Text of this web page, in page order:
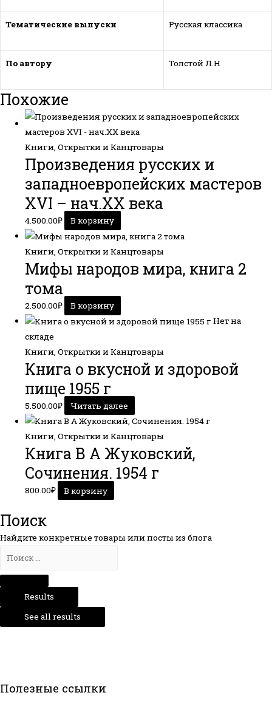
Тематические выпуски Русская классика
По автору Толстой Л.Н
Похожие
Книги, Открытки и Канцтовары
Произведения русских и
западноевропейских мастеров
XVI – нач.XX века
4.500.00₽ В корзину
Книги, Открытки и Канцтовары
Мифы народов мира, книга 2
тома
2.500.00₽
В корзину
Нет на
складе
Книги, Открытки и Канцтовары
Книга о вкусной и здоровой
пище 1955 г
5.500.00₽ Читать далее
Книги, Открытки и Канцтовары
Книга В А Жуковский,
Сочинения. 1954 г
800.00₽ В корзину
Поиск
Найдите конкретные товары или посты из блога
Results
See all results
Полезные ссылки